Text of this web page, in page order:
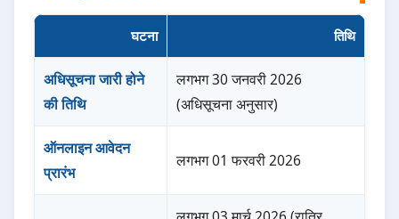
घटना तिथि
अधिसूचना जारी होने
की तिथि
लगभग 30 जनवरी 2026
(अधिसूचना अनुसार)
ऑनलाइन आवेदन
प्रारंभ
लगभग 01 फरवरी 2026